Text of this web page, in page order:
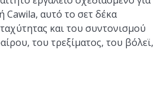
αυτό το σετ δέκα
και του συντονισμού
του τρεξίματος, του βόλεϊ,